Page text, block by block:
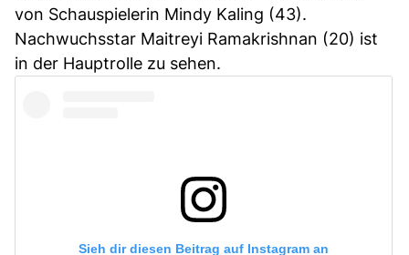
von Schauspielerin Mindy Kaling (43).
Nachwuchsstar Maitreyi Ramakrishnan (20) ist
in der Hauptrolle zu sehen.
Sieh dir diesen Beitrag auf Instagram an